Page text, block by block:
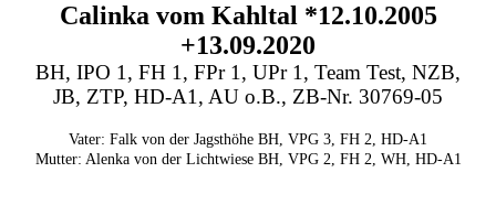
Calinka vom Kahltal *12.10.2005
+13.09.2020
BH, IPO 1, FH 1, FPr 1, UPr 1, Team Test, NZB,
JB, ZTP, HD-A1, AU o.B., ZB-Nr. 30769-05
Vater: Falk von der Jagsthöhe BH, VPG 3, FH 2, HD-A1
Mutter: Alenka von der Lichtwiese BH, VPG 2, FH 2, WH, HD-A1